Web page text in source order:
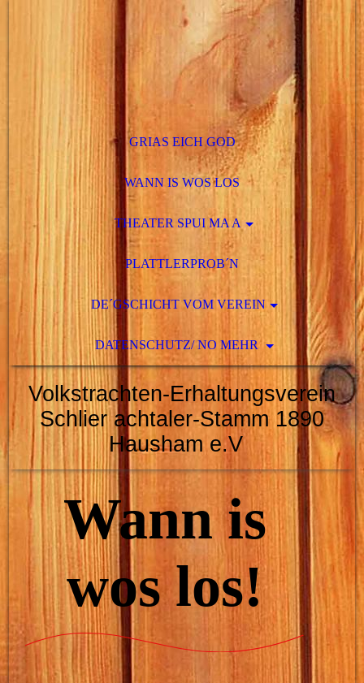
GRIAS EICH GOD
WANN IS WOS LOS
THEATER SPUI MA A
PLATTLERPROB´N
DE´GSCHICHT VOM VEREIN
DATENSCHUTZ/ NO MEHR
Volkstrachten-Erhaltungsverein
Schlier achtaler-Stamm 1890
Hausham e.V
Wann is
wos los!